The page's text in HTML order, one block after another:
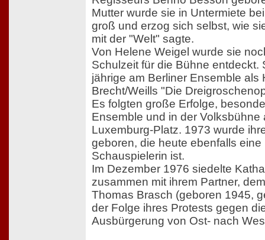
Mutter wurde sie in Untermiete
groß und erzog sich selbst, wie
mit der "Welt" sagte.
Von Helene Weigel wurde sie
Schulzeit für die Bühne entdeckt.
jährige am Berliner Ensemble als
Brecht/Weills "Die
Es folgten große Erfolge,
Ensemble und in der Volksbühne
Luxemburg-Platz. 1973 wurde
geboren, die heute ebenfalls eine
Schauspielerin ist.
Im Dezember 1976 siedelte
zusammen mit ihrem Partner,
Thomas Brasch (geboren 1945,
der Folge ihres Protests gegen
Ausbürgerung von Ost- nach